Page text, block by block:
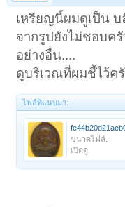
เหรียญนี้ผมดูเป็น
จากรูปยังไม่ชอบค
อย่างอื่น....
ดูบริเวณที่ผมชี้ไว้ค
ไฟล์ที่แนบมา:
ขนาดไฟล์:
เปิดดู: